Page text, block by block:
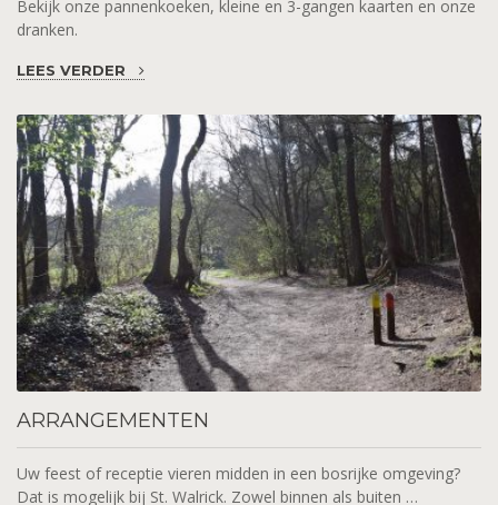
Bekijk onze pannenkoeken, kleine en 3-gangen kaarten en onze
dranken.
LEES VERDER
ARRANGEMENTEN
Uw feest of receptie vieren midden in een bosrijke omgeving?
Dat is mogelijk bij St. Walrick. Zowel binnen als buiten …